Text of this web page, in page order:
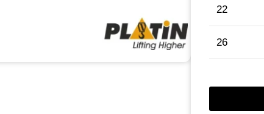
22
26